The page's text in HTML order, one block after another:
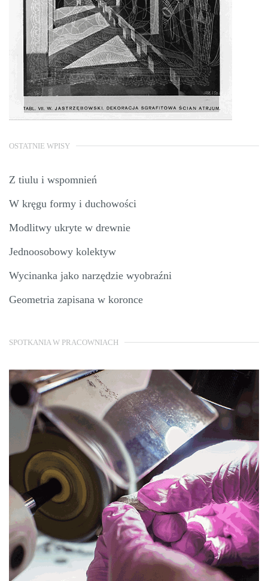
OSTATNIE WPISY
Z tiulu i wspomnień
W kręgu formy i duchowości
Modlitwy ukryte w drewnie
Jednoosobowy kolektyw
Wycinanka jako narzędzie wyobraźni
Geometria zapisana w koronce
SPOTKANIA W PRACOWNIACH